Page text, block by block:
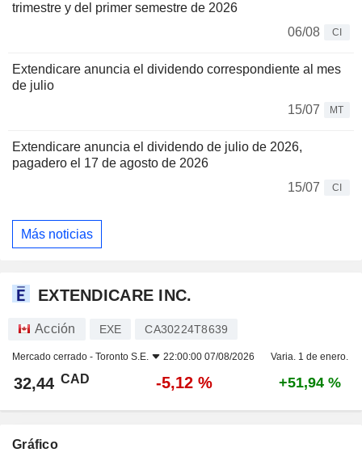
trimestre y del primer semestre de 2026
06/08
CI
Extendicare anuncia el dividendo correspondiente al mes
de julio
15/07
MT
Extendicare anuncia el dividendo de julio de 2026,
pagadero el 17 de agosto de 2026
15/07
CI
Más noticias
EXTENDICARE INC.
Acción EXE CA30224T8639
Mercado cerrado - Toronto S.E. 22:00:00 07/08/2026 Varia. 1 de enero.
32,44 CAD -5,12 % +51,94 %
Gráfico